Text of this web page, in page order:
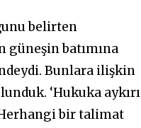
belirten
güneşin batımına
Bunlara ilişkin
‘Hukuka aykırı
bir talimat